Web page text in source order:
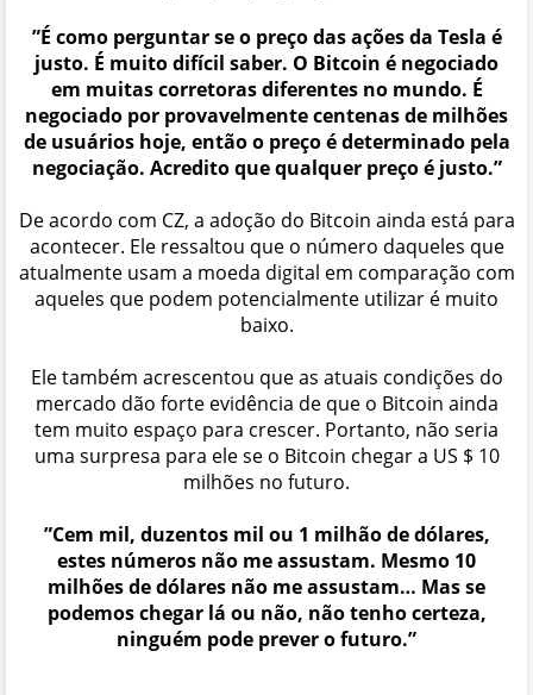
”É como perguntar se o preço das ações da Tesla é
justo. É muito difícil saber. O Bitcoin é negociado
em muitas corretoras diferentes no mundo. É
negociado por provavelmente centenas de milhões
de usuários hoje, então o preço é determinado pela
negociação. Acredito que qualquer preço é justo.”
De acordo com CZ, a adoção do Bitcoin ainda está para
acontecer. Ele ressaltou que o número daqueles que
atualmente usam a moeda digital em comparação com
aqueles que podem potencialmente utilizar é muito
baixo.
Ele também acrescentou que as atuais condições do
mercado dão forte evidência de que o Bitcoin ainda
tem muito espaço para crescer. Portanto, não seria
uma surpresa para ele se o Bitcoin chegar a US $ 10
milhões no futuro.
”Cem mil, duzentos mil ou 1 milhão de dólares,
estes números não me assustam. Mesmo 10
milhões de dólares não me assustam… Mas se
podemos chegar lá ou não, não tenho certeza,
ninguém pode prever o futuro.”